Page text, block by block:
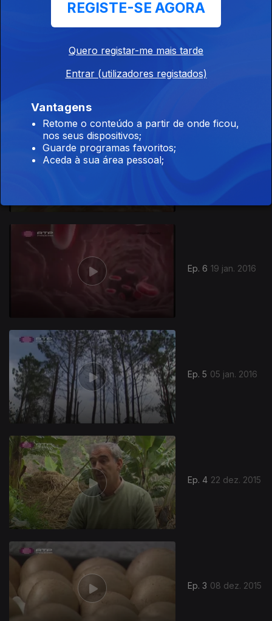
Ep. 8
Ep. 6 19 jan. 2016
Ep. 5 05 jan. 2016
Ep. 4 22 dez. 2015
Ep. 3 08 dez. 2015
REGISTE-SE AGORA
Quero registar-me mais tarde
Entrar (utilizadores registados)
Vantagens
Retome o conteúdo a partir de onde ficou,
nos seus dispositivos;
Guarde programas favoritos;
Aceda à sua área pessoal;